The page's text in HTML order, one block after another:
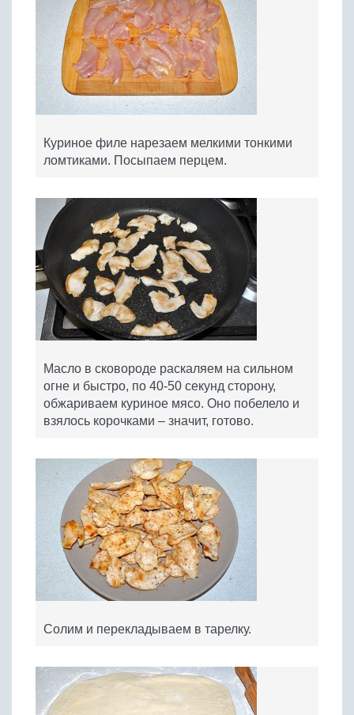
Куриное филе нарезаем мелкими тонкими
ломтиками. Посыпаем перцем.
Масло в сковороде раскаляем на сильном
огне и быстро, по 40-50 секунд сторону,
обжариваем куриное мясо. Оно побелело и
взялось корочками – значит, готово.
Солим и перекладываем в тарелку.